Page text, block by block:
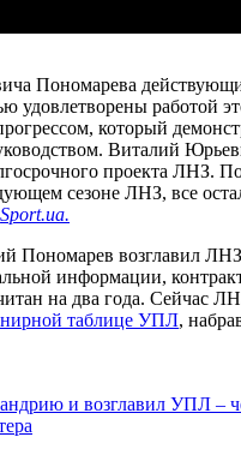
Пономарева
работой
который
Виталий
проекта ЛНЗ.
сезоне ЛНЗ, все
Sport.ua.
Пономарев возглавил
информации,
на два года. Сейчас
таблице УПЛ,
и возглавил УПЛ –